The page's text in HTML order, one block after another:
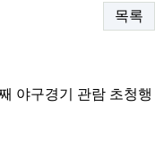
목록
야구경기 관람 초청행